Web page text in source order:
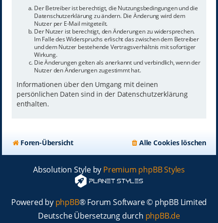
Der Betreiber ist berechtigt, die Nutzungsbedingungen und die
Datenschutzerklärung zu ändern. Die Änderung wird dem
Nutzer per E-Mail mitgeteilt.
Der Nutzer ist berechtigt, den Änderungen zu widersprechen.
Im Falle des Widerspruchs erlischt das zwischen dem Betreiber
und dem Nutzer bestehende Vertragsverhältnis mit sofortiger
Wirkung.
Die Änderungen gelten als anerkannt und verbindlich, wenn der
Nutzer den Änderungen zugestimmt hat.
Informationen über den Umgang mit deinen
persönlichen Daten sind in der Datenschutzerklärung
enthalten.
Foren-Übersicht Alle Cookies löschen
Absolution Style by Premium phpBB Styles
Powered by phpBB® Forum Software © phpBB Limited
Deutsche Übersetzung durch phpBB.de